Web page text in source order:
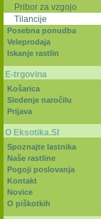
Pribor za vzgojo
Tilancije
Posebna ponudba
Veleprodaja
Iskanje rastlin
E-trgovina
Košarica
Sledenje naročilu
Prijava
O Eksotika.SI
Spoznajte lastnika
Naše rastline
Pogoji poslovanja
Kontakt
Novice
O piškotkih